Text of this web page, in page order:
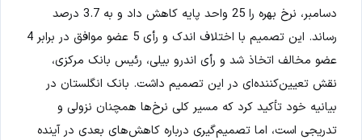
دسامبر، نرخ بهره را 25 واحد پایه کاهش داد و به 3.7 درصد
رساند. این تصمیم با اختلاف اندک و رأی 5 عضو موافق در برابر 4
عضو مخالف اتخاذ شد و رأی اندرو بیلی، رئیس بانک مرکزی،
نقش تعیین‌کننده‌ای در این تصمیم داشت. بانک انگلستان در
بیانیه خود تأکید کرد که مسیر کلی نرخ‌ها همچنان نزولی و
تدریجی است، اما تصمیم‌گیری درباره کاهش‌های بعدی در آینده